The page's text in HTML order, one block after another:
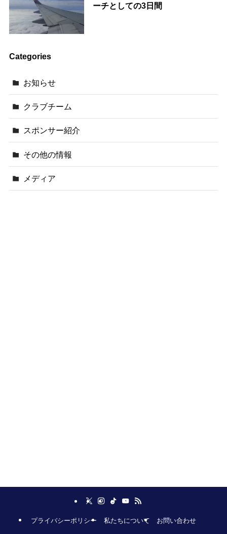
ーチとしての3日間
Categories
お知らせ
クラブチーム
スポンサー紹介
その他の情報
メディア
プライバシーポリシー 私たちについて お問い合わせ